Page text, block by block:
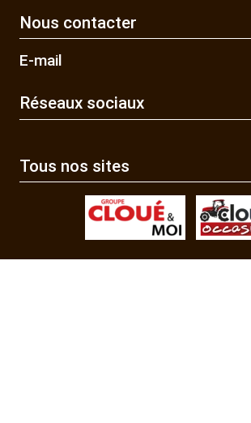
Nous contacter
E-mail
Réseaux sociaux
Tous nos sites